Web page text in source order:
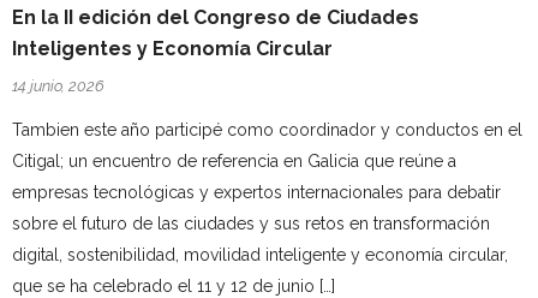
En la II edición del Congreso de Ciudades
Inteligentes y Economía Circular
14 junio, 2026
Tambien este año participé como coordinador y conductos en el
Citigal; un encuentro de referencia en Galicia que reúne a
empresas tecnológicas y expertos internacionales para debatir
sobre el futuro de las ciudades y sus retos en transformación
digital, sostenibilidad, movilidad inteligente y economía circular,
que se ha celebrado el 11 y 12 de junio […]